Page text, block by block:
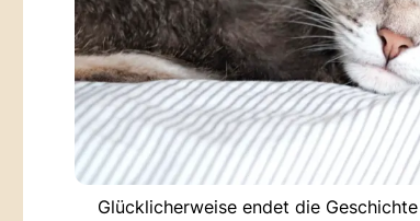
Glücklicherweise endet die